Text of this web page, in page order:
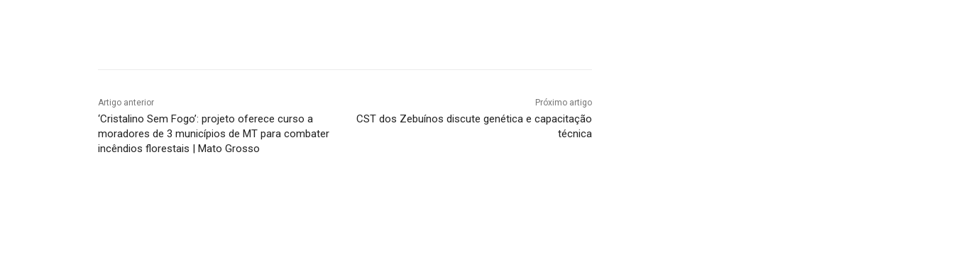
Artigo anterior
‘Cristalino Sem Fogo’: projeto oferece curso a
moradores de 3 municípios de MT para combater
incêndios florestais | Mato Grosso
Próximo artigo
CST dos Zebuínos discute genética e capacitação
técnica